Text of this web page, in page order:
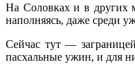
На Соловках и в других
наполняясь, даже среди
Сейчас тут —
пасхальные ужин, и для